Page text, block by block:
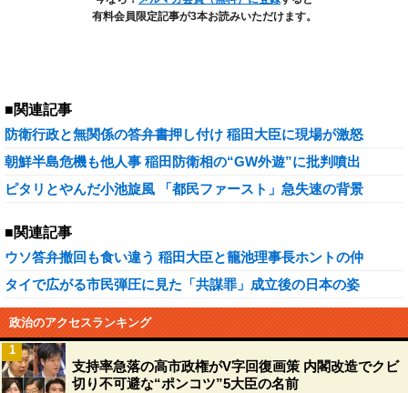
有料会員限定記事が3本お読みいただけます。
■関連記事
防衛行政と無関係の答弁書押し付け 稲田大臣に現場が激怒
朝鮮半島危機も他人事 稲田防衛相の“GW外遊”に批判噴出
ピタリとやんだ小池旋風 「都民ファースト」急失速の背景
■関連記事
ウソ答弁撤回も食い違う 稲田大臣と籠池理事長ホントの仲
タイで広がる市民弾圧に見た「共謀罪」成立後の日本の姿
政治のアクセスランキング
支持率急落の高市政権がV字回復画策 内閣改造でクビ
切り不可避な“ポンコツ”5大臣の名前
1